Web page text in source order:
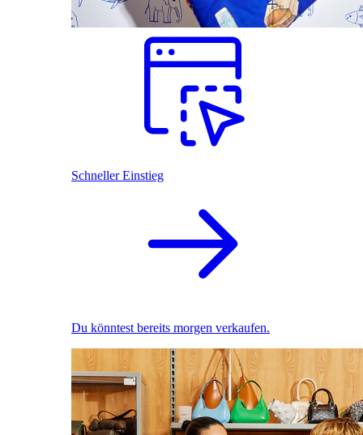
Schneller Einstieg
Du könntest bereits morgen verkaufen.